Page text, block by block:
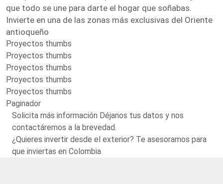
que todo se une para darte el hogar que soñabas.
Invierte en una de las zonas más exclusivas del Oriente
antioqueño
Proyectos thumbs
Proyectos thumbs
Proyectos thumbs
Proyectos thumbs
Proyectos thumbs
Paginador
Solicita más información Déjanos tus datos y nos
contactáremos a la brevedad.
¿Quieres invertir desde el exterior? Te asesoramos para
que inviertas en Colombia